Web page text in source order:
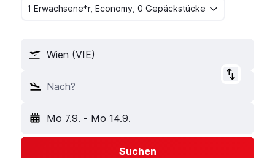
1 Erwachsene*r, Economy, 0 Gepäckstücke
Wien (VIE)
Nach?
Mo 7.9. - Mo 14.9.
Suchen